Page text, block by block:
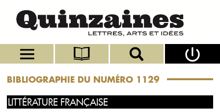
BIBLIOGRAPHIE DU NUMÉRO 1129
LITTÉRATURE FRANÇAISE